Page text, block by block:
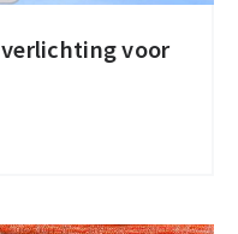
voor